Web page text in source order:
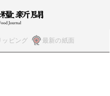
ッピング 最新の紙面